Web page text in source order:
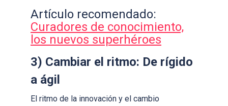
Artículo recomendado:
Curadores de conocimiento,
los nuevos superhéroes
3) Cambiar el ritmo: De rígido
a ágil
El ritmo de la innovación y el cambio